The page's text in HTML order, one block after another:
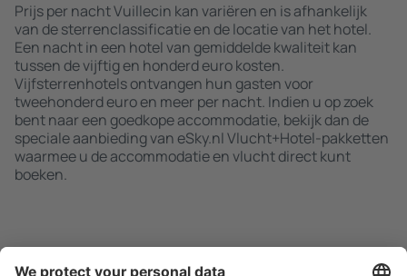
Prijs per nacht Vuillecin kan variëren en is afhankelijk
van de sterrenclassificatie en de locatie van het hotel.
Een nacht in een hotel van gemiddelde kwaliteit kan
tussen de vijftig en honderd euro kosten.
Vijfsterrenhotels ontvangen hun gasten voor
tweehonderd euro en meer per nacht. Indien u op zoek
bent naar een goedkope accommodatie, bekijk dan de
speciale aanbieding van eSky.nl Vlucht+Hotel-pakketten
waarmee u de accommodatie en vlucht direct kunt
boeken.
Zoek snel en gemakkelijk